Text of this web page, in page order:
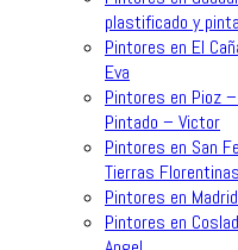
plastificado y
Pintores en El
Eva
Pintores en Pioz
Pintado – Victor
Pintores en San
Tierras
Pintores en
Pintores en